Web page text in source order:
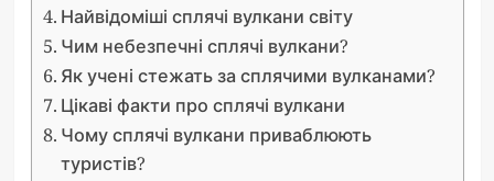
Найвідоміші сплячі вулкани світу
Чим небезпечні сплячі вулкани?
Як учені стежать за сплячими вулканами?
Цікаві факти про сплячі вулкани
Чому сплячі вулкани приваблюють
туристів?